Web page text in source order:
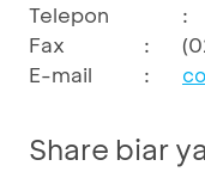
Telepon
:
Fax
:
E-mail
:
Share biar